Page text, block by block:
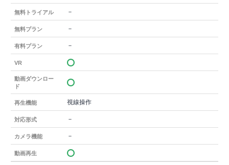
無料トライアル －
無料プラン －
有料プラン －
VR
動画ダウンロー
ド
再生機能 視線操作
対応形式 －
カメラ機能 －
動画再生